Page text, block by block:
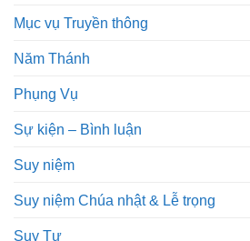
Mục vụ Truyền thông
Năm Thánh
Phụng Vụ
Sự kiện – Bình luận
Suy niệm
Suy niệm Chúa nhật & Lễ trọng
Suy Tư